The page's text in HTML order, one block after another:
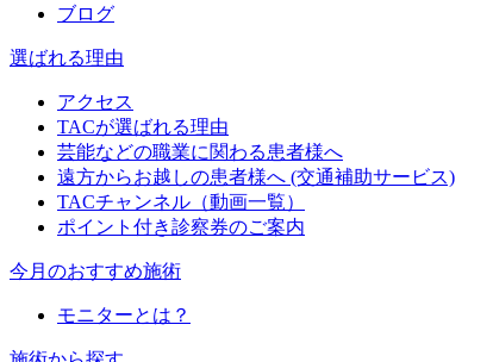
ブログ
選ばれる理由
アクセス
TACが選ばれる理由
芸能などの職業に関わる患者様へ
遠方からお越しの患者様へ (交通補助サービス)
TACチャンネル（動画一覧）
ポイント付き診察券のご案内
今月のおすすめ施術
モニターとは？